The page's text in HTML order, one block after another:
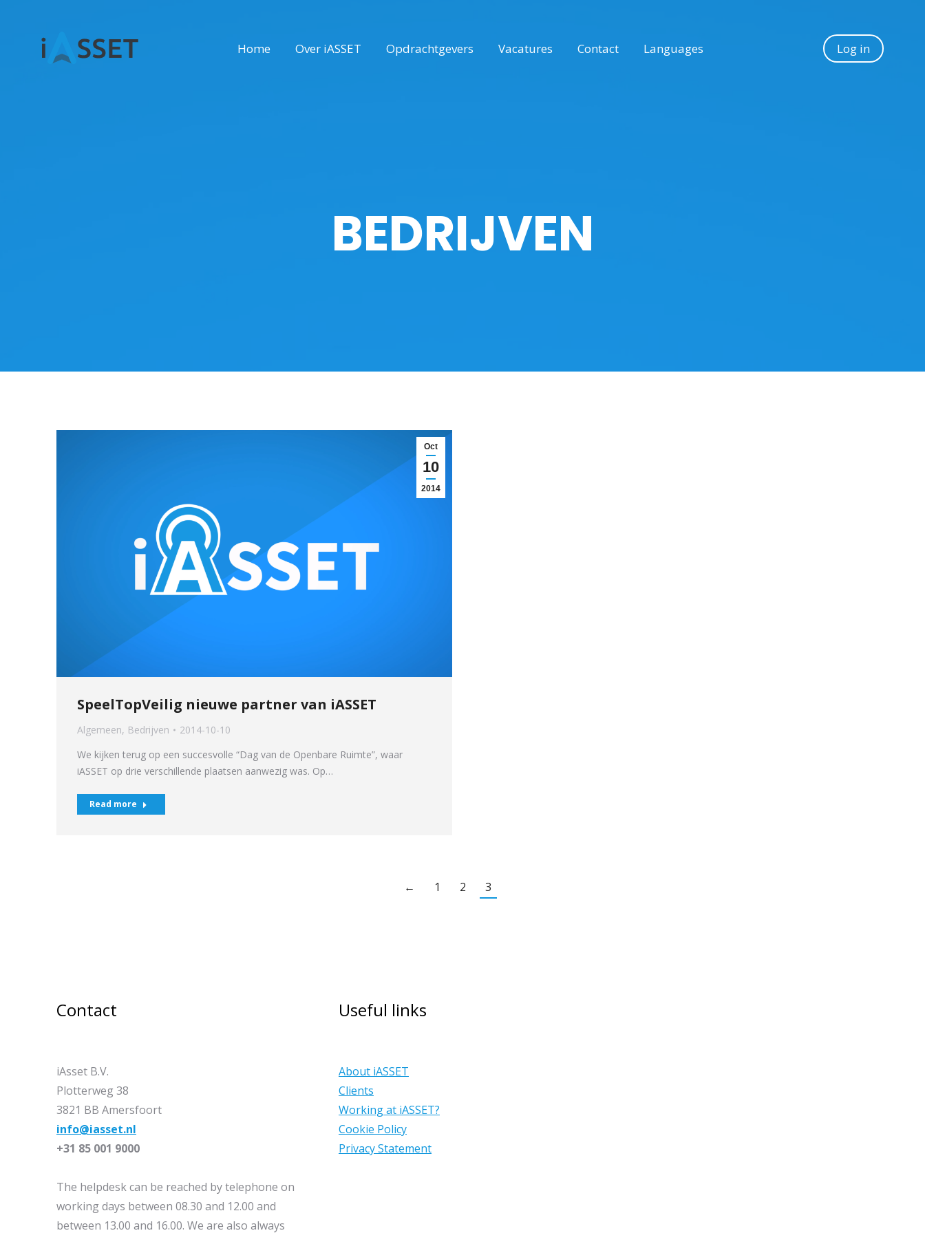
Home Over iASSET Opdrachtgevers Vacatures Contact Languages Log in
BEDRIJVEN
Oct
10
2014
SpeelTopVeilig nieuwe partner van iASSET
Algemeen, Bedrijven
2014-10-10
We kijken terug op een succesvolle “Dag van de Openbare Ruimte”, waar
iASSET op drie verschillende plaatsen aanwezig was. Op…
Read more
← 1 2 3
Contact
iAsset B.V.
Plotterweg 38
3821 BB Amersfoort
info@iasset.nl
+31 85 001 9000
The helpdesk can be reached by telephone on
working days between 08.30 and 12.00 and
between 13.00 and 16.00. We are also always
Useful links
About iASSET
Clients
Working at iASSET?
Cookie Policy
Privacy Statement